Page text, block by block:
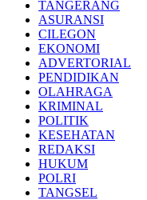
TANGERANG
ASURANSI
CILEGON
EKONOMI
ADVERTORIAL
PENDIDIKAN
OLAHRAGA
KRIMINAL
POLITIK
KESEHATAN
REDAKSI
HUKUM
POLRI
TANGSEL